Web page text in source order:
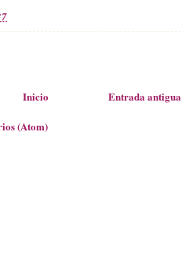
Entrada antigua
Inicio
(Atom)